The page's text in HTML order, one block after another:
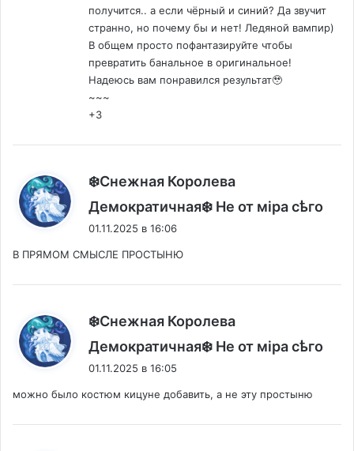
получится.. а если чёрный и синий? Да звучит
странно, но почему бы и нет! Ледяной вампир)
В общем просто пофантазируйте чтобы
превратить банальное в оригинальное!
Надеюсь вам понравился результат🥹
~~~
+3
❄️Снежная Королева
Демократичная❄️ Не от мiра сѣго
01.11.2025 в 16:06
В ПРЯМОМ СМЫСЛЕ ПРОСТЫНЮ
❄️Снежная Королева
Демократичная❄️ Не от мiра сѣго
01.11.2025 в 16:05
можно было костюм кицуне добавить, а не эту простыню